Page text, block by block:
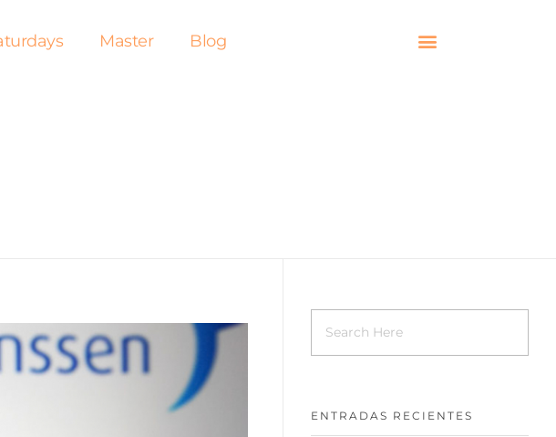
Master Blog
ENTRADAS RECIENTES